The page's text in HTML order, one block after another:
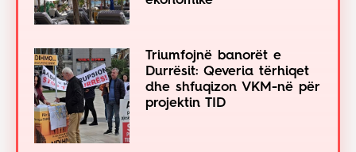
Triumfojnë banorët e
Durrësit: Qeveria tërhiqet
dhe shfuqizon VKM-në për
projektin TID